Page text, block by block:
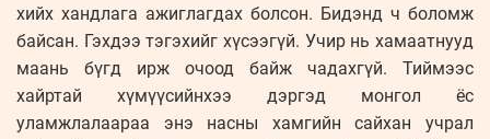
хийх хандлага ажиглагдах болсон. Бидэнд ч боломж
байсан. Гэхдээ тэгэхийг хүсээгүй. Учир нь хамаатнууд
маань бүгд ирж очоод байж чадахгүй. Тиймээс
хайртай хүмүүсийнхээ дэргэд монгол ёс
уламжлалаараа энэ насны хамгийн сайхан учрал